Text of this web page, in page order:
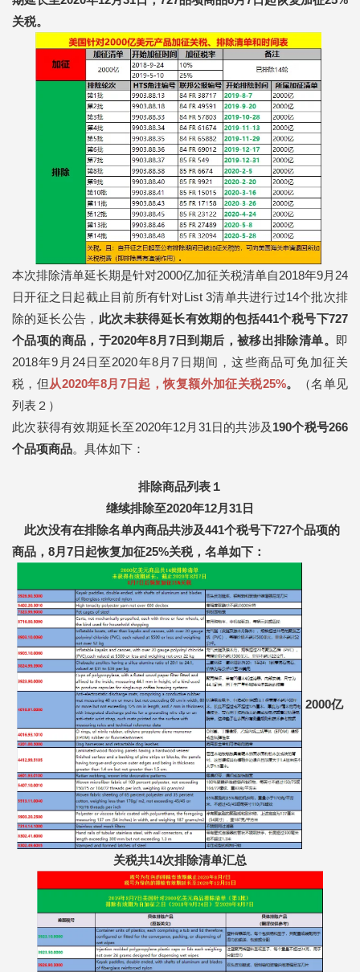
关税。
本次排除清单延长期是针对2000亿加征关税清单自2018年9月24
日开征之日起截止目前所有针对List 3清单共进行过14个批次排
除的延长公告， 此次未获得延长有效期的包括441个税号下727
个品项的商品，于2020年8月7日到期后，被移出排除清单。 即
2018年9月24日至2020年8月7日期间，这些商品可免加征关
税，但 从2020年8月7日起，恢复额外加征关税25%。
（名单见
列表２）
此次获得有效期延长至2020年12月31日的共涉及 190个税号266
个品项商品。具体如下：
排除商品列表１
继续排除至2020年12月31日
此次没有在排除名单内商品共涉及441个税号下727个品项的
商品 ，8月7日起恢复加征25%关税，名单如下：
2000亿
关税共14次排除清单汇总